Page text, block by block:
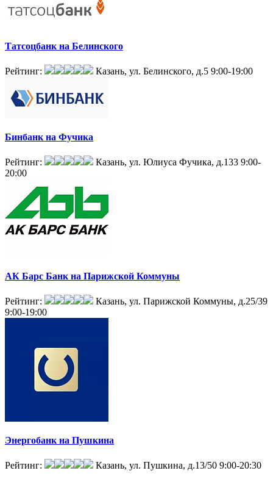
Татсоцбанк на Белинского
Рейтинг: Казань, ул. Белинского, д.5 9:00-19:00
Бинбанк на Фучика
Рейтинг: Казань, ул. Юлиуса Фучика, д.133 9:00-
20:00
АК Барс Банк на Парижской Коммуны
Рейтинг:
Казань, ул. Парижской Коммуны, д.25/39
9:00-19:00
Энергобанк на Пушкина
Рейтинг: Казань, ул. Пушкина, д.13/50 9:00-20:30